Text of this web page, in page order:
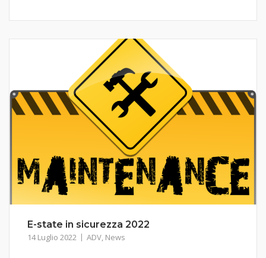
E-state in sicurezza 2022
14 Luglio 2022 ADV, News